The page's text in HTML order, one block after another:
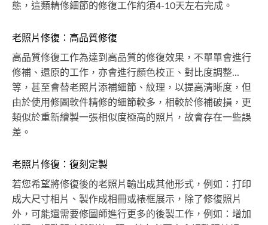
態，這類精修細節的修復工作約須4-10天左右完成。
老照片修復：高品質修復
高品質修復工作為達到高品質的修復效果，不單單會進行
修補、還原的工作，亦會進行顏色校正、對比度調整...
等，甚至會替老照片添補細節、紋理，以提高清晰度，但
由於使用修圖軟件精修的細節較多，相較於修補破損，更
類似於重新繪製一張相似度極高的照片，故會存在一些誤
差。
老照片修復：復刻定製
若您希望將修復後的老照片輸出成其他形式，例如：打印
成大尺寸相片、製作成相冊或裱框展示，除了修復照片
外，可能還需要修圖師進行更多的後製工作，例如：增加